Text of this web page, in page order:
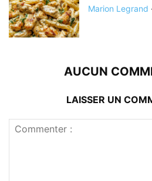
Marion Legrand
AUCUN
LAISSER UN